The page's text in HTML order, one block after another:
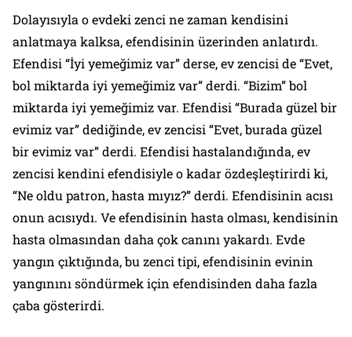
Dolayısıyla o evdeki zenci ne zaman kendisini
anlatmaya kalksa, efendisinin üzerinden anlatırdı.
Efendisi “İyi yemeğimiz var” derse, ev zencisi de “Evet,
bol miktarda iyi yemeğimiz var” derdi. “Bizim” bol
miktarda iyi yemeğimiz var. Efendisi “Burada güzel bir
evimiz var” dediğinde, ev zencisi “Evet, burada güzel
bir evimiz var” derdi. Efendisi hastalandığında, ev
zencisi kendini efendisiyle o kadar özdeşleştirirdi ki,
“Ne oldu patron, hasta mıyız?” derdi. Efendisinin acısı
onun acısıydı. Ve efendisinin hasta olması, kendisinin
hasta olmasından daha çok canını yakardı. Evde
yangın çıktığında, bu zenci tipi, efendisinin evinin
yangınını söndürmek için efendisinden daha fazla
çaba gösterirdi.